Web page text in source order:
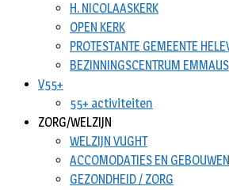
H. NICOLAASKERK
OPEN KERK
PROTESTANTE GEMEENTE
BEZINNINGSCENTRUM EMMAUS
V55+
55+ activiteiten
ZORG/WELZIJN
WELZIJN VUGHT
ACCOMODATIES EN GEBOUWEN
GEZONDHEID / ZORG